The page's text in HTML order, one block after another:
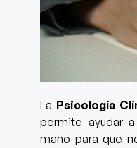
La Psicología
permite ayudar
mano para que